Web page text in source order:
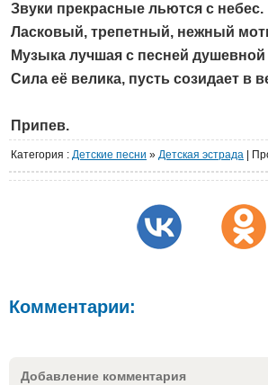
Звуки прекрасные льются с небес.
Ласковый, трепетный, нежный
Музыка лучшая с песней душевной
Сила её велика, пусть созидает в
Припев.
Категория : Детские песни » Детская эстрада
Комментарии:
Добавление комментария